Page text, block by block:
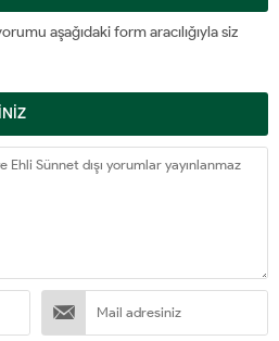
aşağıdaki form aracılığıyla siz